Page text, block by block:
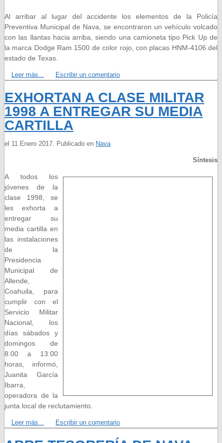
Al arribar al lugar del accidente los elementos de la Policía
Preventiva Municipal de Nava, se encontraron un vehículo volcado
con las llantas hacia arriba, siendo una camioneta tipo Pick Up de
la marca Dodge Ram 1500 de color rojo, con placas HNM-4106 del
estado de Texas.
Leer más... Escribir un comentario
EXHORTAN A CLASE MILITAR
1998 A ENTREGAR SU MEDIA
CARTILLA
el 11 Enero 2017. Publicado en Nava
Síntesis
A todos los
jóvenes de la
clase 1998, se
les exhorta a
entregar su
media cartilla en
las instalaciones
de la
Presidencia
Municipal de
Allende,
Coahuila, para
cumplir con el
Servicio Militar
Nacional, los
días sábados y
domingos de
8:00 a 13:00
horas, informó,
Juanita García
Ibarra,
operadora de la
junta local de reclutamiento.
Leer más... Escribir un comentario